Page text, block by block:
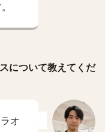
について教えてくだ
オ